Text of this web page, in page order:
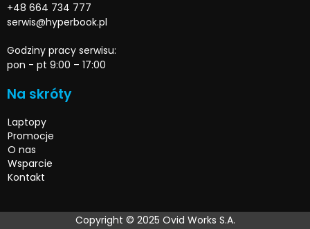
+48 664 734 777
serwis@hyperbook.pl
Godziny pracy serwisu:
pon - pt 9:00 – 17:00
Na skróty
Laptopy
Promocje
O nas
Wsparcie
Kontakt
Copyright © 2025 Ovid Works S.A.